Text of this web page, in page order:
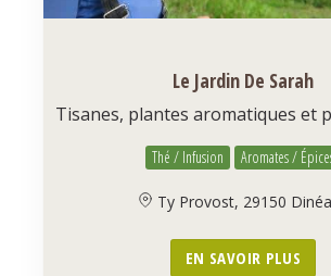
Le Jardin De Sarah
Tisanes, plantes aromatiques et
Thé / Infusion Aromates /
Ty Provost, 29150
EN SAVOIR PLUS